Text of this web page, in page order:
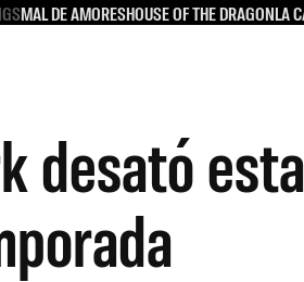
MAL DE AMORESHOUSE OF THE DRAGONLA
desató